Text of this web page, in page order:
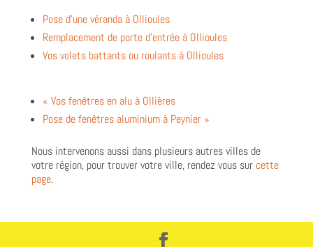
Pose d’une véranda à Ollioules
Remplacement de porte d’entrée à Ollioules
Vos volets battants ou roulants à Ollioules
« Vos fenêtres en alu à Ollières
Pose de fenêtres aluminium à Peynier »
Nous intervenons aussi dans plusieurs autres villes de
votre région, pour trouver votre ville, rendez vous sur cette
page.